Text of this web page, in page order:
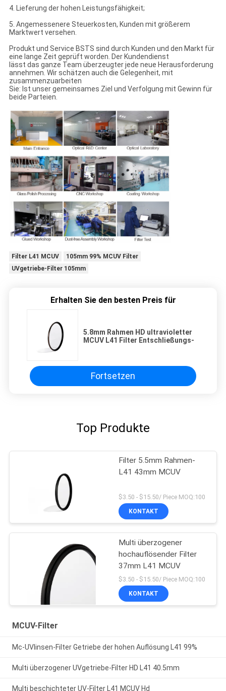
4. Lieferung der hohen Leistungsfähigkeit;
5. Angemessenere Steuerkosten, Kunden mit größerem
Marktwert versehen.
Produkt und Service BSTS sind durch Kunden und den Markt für
eine lange Zeit geprüft worden. Der Kundendienst
lässt das ganze Team überzeugter jede neue Herausforderung
annehmen. Wir schätzen auch die Gelegenheit, mit
zusammenzuarbeiten
Sie: Ist unser gemeinsames Ziel und Verfolgung mit Gewinn für
beide Parteien.
Filter L41 MCUV
105mm 99% MCUV Filter
UVgetriebe-Filter 105mm
Erhalten Sie den besten Preis für
5.8mm Rahmen HD ultravioletter
MCUV L41 Filter Entschließungs-
Fortsetzen
Top Produkte
Filter 5.5mm Rahmen-
L41 43mm MCUV
$3.50 - $15.50/ Piece MOQ:100
KONTAKT
Multi überzogener
hochauflösender Filter
37mm L41 MCUV
$3.50 - $15.50/ Piece MOQ:100
KONTAKT
MCUV-Filter
Mc-UVlinsen-Filter Getriebe der hohen Auflösung L41 99%
Multi überzogener UVgetriebe-Filter HD L41 40.5mm
Multi beschichteter UV-Filter L41 MCUV Hd